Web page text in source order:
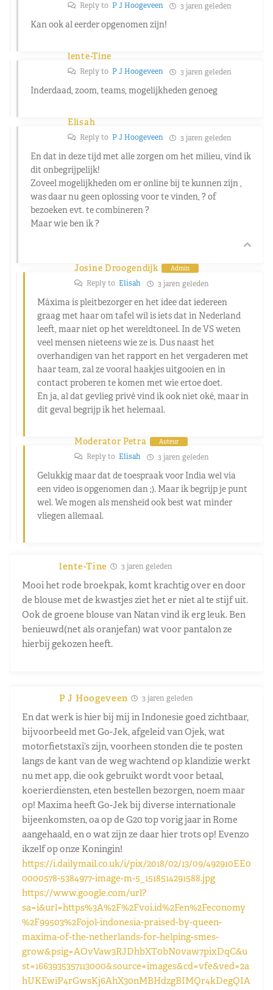
Reply to P J Hoogeveen 3 jaren geleden
Kan ook al eerder opgenomen zijn!
lente-Tine
Reply to P J Hoogeveen 3 jaren geleden
Inderdaad, zoom, teams, mogelijkheden genoeg
Elisah
Reply to P J Hoogeveen 3 jaren geleden
En dat in deze tijd met alle zorgen om het milieu, vind ik
dit onbegrijpelijk!
Zoveel mogelijkheden om er online bij te kunnen zijn ,
was daar nu geen oplossing voor te vinden, ? of
bezoeken evt. te combineren ?
Maar wie ben ik ?
Josine Droogendijk Admin
Reply to Elisah 3 jaren geleden
Máxima is pleitbezorger en het idee dat iedereen
graag met haar om tafel wil is iets dat in Nederland
leeft, maar niet op het wereldtoneel. In de VS weten
veel mensen nieteens wie ze is. Dus naast het
overhandigen van het rapport en het vergaderen met
haar team, zal ze vooral haakjes uitgooien en in
contact proberen te komen met wie ertoe doet.
En ja, al dat gevlieg privé vind ik ook niet oké, maar in
dit geval begrijp ik het helemaal.
Moderator Petra Auteur
Reply to Elisah 3 jaren geleden
Gelukkig maar dat de toespraak voor India wel via
een video is opgenomen dan ;). Maar ik begrijp je punt
wel. We mogen als mensheid ook best wat minder
vliegen allemaal.
lente-Tine 3 jaren geleden
Mooi het rode broekpak, komt krachtig over en door
de blouse met de kwastjes ziet het er niet al te stijf uit.
Ook de groene blouse van Natan vind ik erg leuk. Ben
benieuwd(net als oranjefan) wat voor pantalon ze
hierbij gekozen heeft.
P J Hoogeveen 3 jaren geleden
En dat werk is hier bij mij in Indonesie goed zichtbaar,
bijvoorbeeld met Go-Jek, afgeleid van Ojek, wat
motorfietstaxi’s zijn, voorheen stonden die te posten
langs de kant van de weg wachtend op klandizie werkt
nu met app, die ook gebruikt wordt voor betaal,
koerierdiensten, eten bestellen bezorgen, noem maar
op! Maxima heeft Go-Jek bij diverse internationale
bijeenkomsten, oa op de G20 top vorig jaar in Rome
aangehaald, en o wat zijn ze daar hier trots op! Evenzo
ikzelf op onze Koningin!
https://i.dailymail.co.uk/i/pix/2018/02/13/09/492910EE0
0000578-5384977-image-m-5_1518514291588.jpg
https://www.google.com/url?
sa=i&url=https%3A%2F%2Fvoi.id%2Fen%2Feconomy
%2F99503%2Fojol-indonesia-praised-by-queen-
maxima-of-the-netherlands-for-helping-smes-
grow&psig=AOvVaw3RJDhbXT0bN0vaw7pixDqC&u
st=1663935357113000&source=images&cd=vfe&ved=2a
hUKEwiP4rGwsKj6AhX30nMBHdzgBIMQr4kDegQIA